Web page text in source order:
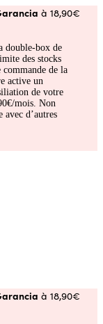
à 18,90€
double-box de
des stocks
de la
active un
de votre
mois. Non
avec d’autres
à 18,90€